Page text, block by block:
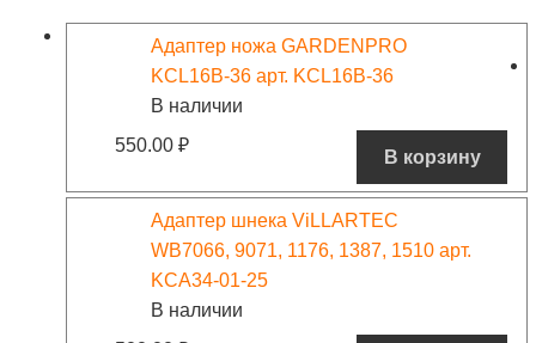
Адаптер ножа GARDENPRO
KCL16B-36 арт. KCL16B-36
В наличии
550.00 ₽
В корзину
Адаптер шнека ViLLARTEC
WB7066, 9071, 1176, 1387, 1510 арт.
KCA34-01-25
В наличии